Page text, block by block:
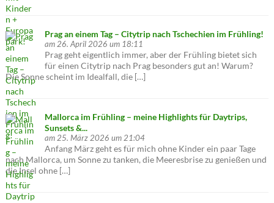
Prag an einem Tag – Citytrip nach Tschechien im Frühling!
am 26. April 2026 um 18:11
Prag geht eigentlich immer, aber der Frühling bietet sich
für einen Citytrip nach Prag besonders gut an! Warum?
Die Sonne scheint im Idealfall, die […]
Mallorca im Frühling – meine Highlights für Daytrips,
Sunsets &...
am 25. März 2026 um 21:04
Anfang März geht es für mich ohne Kinder ein paar Tage
nach Mallorca, um Sonne zu tanken, die Meeresbrise zu genießen und
die Insel ohne […]